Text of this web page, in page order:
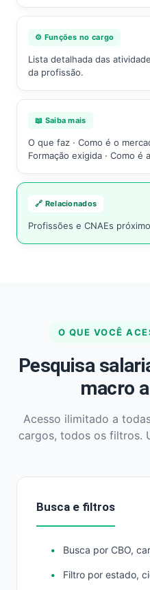
⚙️ Funções no cargo
Lista detalhada das
da profissão.
📖 Saiba mais
O que faz · Como é o
Formação exigida · Como é
🔗 Relacionados
Profissões e CNAEs
O QUE VOCÊ
Pesquisa
macro
Acesso ilimitado a
cargos, todos os filtros.
Busca e filtros
Busca por CBO,
Filtro por estado,